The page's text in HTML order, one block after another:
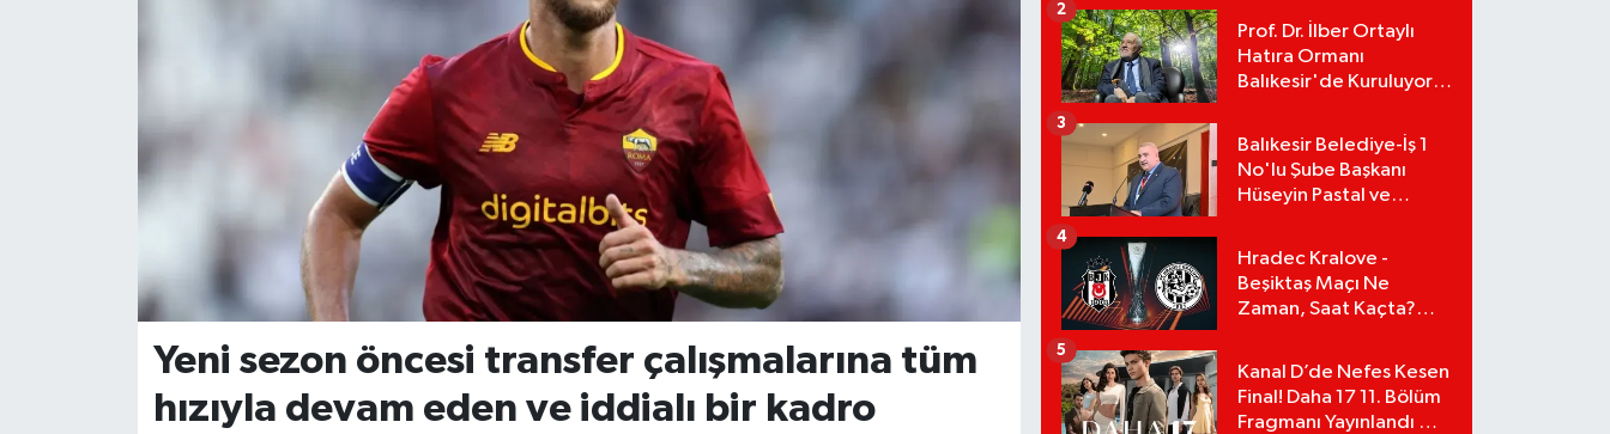
Yeni sezon öncesi transfer çalışmalarına tüm
hızıyla devam eden ve iddialı bir kadro
Murat Karakoyun'a Sert
Tepki!
Prof. Dr. İlber Ortaylı
Hatıra Ormanı
Balıkesir'de Kuruluyor!
Bağışlarını Başlattı!
2
Balıkesir Belediye-İş 1
No'lu Şube Başkanı
Hüseyin Pastal ve
3
Hradec Kralove -
Beşiktaş Maçı Ne
Zaman, Saat Kaçta?
Detayları!
4
Kanal D’de Nefes Kesen
Final! Daha 17 11. Bölüm
Fragmanı Yayınlandı Mı?
5